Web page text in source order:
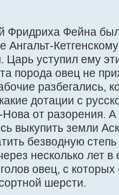
Фридриха Фейна
Царь уступил ему
порода овец не
разбегались,
дотации с
от разорения. А
выкупить земли
безводную
несколько лет
овец, с
шерсти.